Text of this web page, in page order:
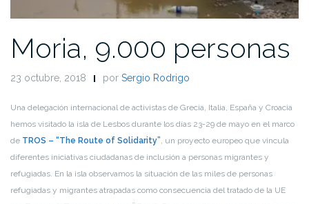
Moria, 9.000 personas
23 octubre, 2018 por Sergio Rodrigo
Una delegación internacional de activistas de Grecia, Italia, España y Croacia
hemos visitado la isla de Lesbos durante los días 23-29 de mayo en el marco
de TROS – “The Route of Solidarity”, un proyecto europeo que vincula
diferentes iniciativas ciudadanas de inclusión a personas migrantes y
refugiadas. En la isla observamos la situación de las miles de personas
refugiadas y migrantes atrapadas como consecuencia del tratado de la UE